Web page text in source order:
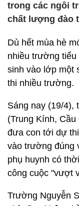
trong các ngôi
chất lượng đào
Dù hết mùa hè
nhiều trường tiểu
sinh vào lớp một
thi nhiều trường.
Sáng nay (19/4),
(Trung Kính,
đưa con tới dự
vào trường đúng
phụ huynh có
công cuộc "vượt
Trường Nguyễn